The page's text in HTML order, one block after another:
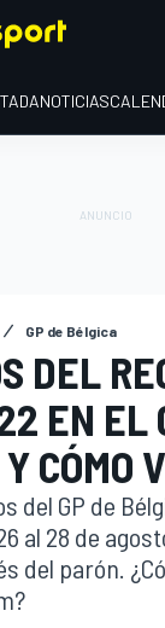
NOTICIAS
GP de Bélgica
DEL
EN EL
CÓMO
del GP de
al 28 de
del parón.